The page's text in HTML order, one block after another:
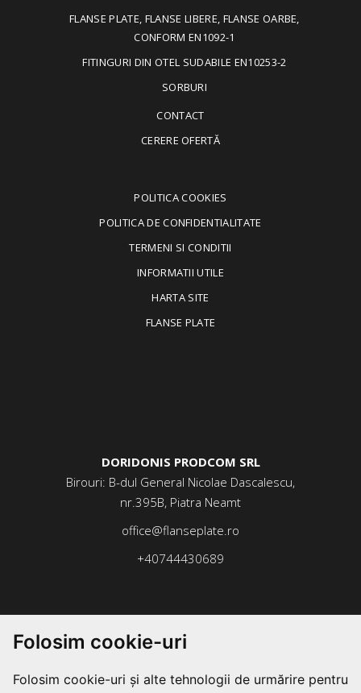
Folosim cookie-uri
Folosim cookie-uri și alte tehnologii de urmărire pentru
FLANSE PLATE, FLANSE LIBERE, FLANSE OARBE,
CONFORM EN1092-1
FITINGURI DIN OTEL SUDABILE EN10253-2
SORBURI
CONTACT
CERERE OFERTĂ
POLITICA COOKIES
POLITICA DE CONFIDENTIALITATE
TERMENI SI CONDITII
INFORMATII UTILE
HARTA SITE
FLANSE PLATE
DORIDONIS PRODCOM SRL
Birouri: B-dul General Nicolae Dascalescu,
nr.395B, Piatra Neamt
office@flanseplate.ro
+40744430689